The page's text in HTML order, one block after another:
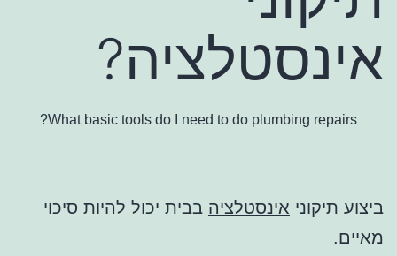
אינסטלציה?
What basic tools do I need to do plumbing repairs?
ביצוע תיקוני אינסטלציה בבית יכול להיות סיכוי
מאיים.